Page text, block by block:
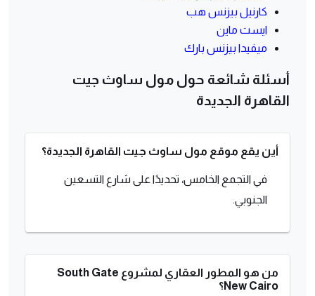
كارنيل بيزنس هب
ايست ماين
ميفيدا بيزنس بارك
أسئلة شائعة حول مول ساوث جيت
القاهرة الجديدة
أين يقع موقع مول ساوث جيت القاهرة الجديدة؟
في التجمع الخامس، تحديدًا على شارع التسعين
الجنوبي.
من هو المطور العقاري لمشروع South Gate
New Cairo؟